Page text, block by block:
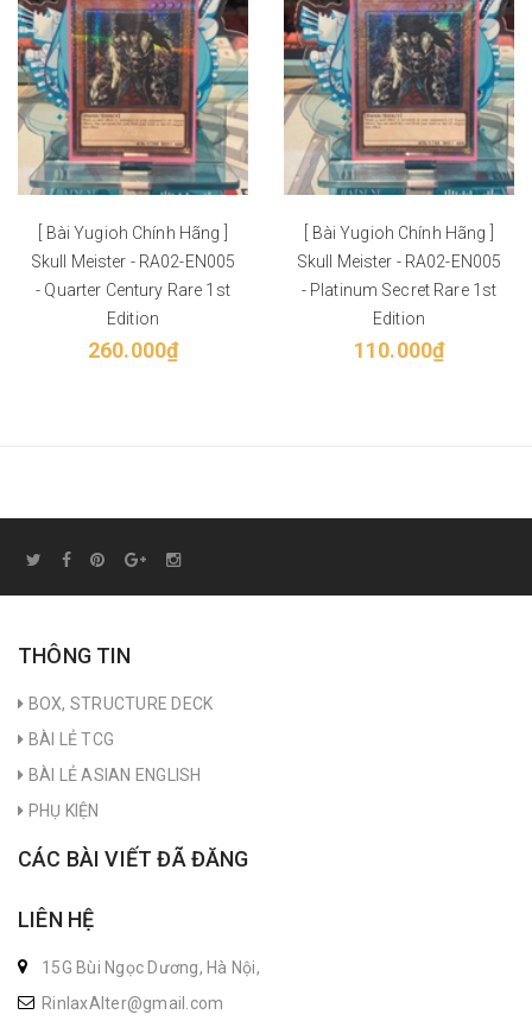
[ Bài Yugioh Chính Hãng ]
Skull Meister - RA02-EN005
- Quarter Century Rare 1st
Edition
260.000₫
[ Bài Yugioh Chính Hãng ]
Skull Meister - RA02-EN005
- Platinum Secret Rare 1st
Edition
110.000₫
THÔNG TIN
BOX, STRUCTURE DECK
BÀI LẺ TCG
BÀI LẺ ASIAN ENGLISH
PHỤ KIỆN
CÁC BÀI VIẾT ĐÃ ĐĂNG
LIÊN HỆ
15G Bùi Ngọc Dương, Hà Nội,
RinlaxAlter@gmail.com